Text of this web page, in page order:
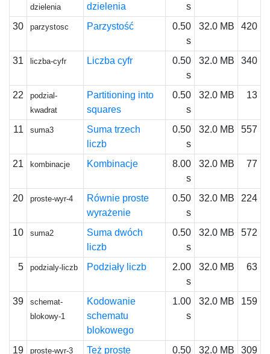
dzielenia
dzielenia
s
30 parzystosc Parzystość
0.50
s
32.0 MB 420
31 liczba-cyfr Liczba cyfr
0.50
s
32.0 MB 340
22
podzial-
kwadrat
Partitioning into
squares
0.50
s
32.0 MB 13
11 suma3
Suma trzech
liczb
0.50
s
32.0 MB 557
21 kombinacje Kombinacje
8.00
s
32.0 MB 77
20 proste-wyr-4
Równie proste
wyrażenie
0.50
s
32.0 MB 224
10 suma2
Suma dwóch
liczb
0.50
s
32.0 MB 572
5 podzialy-liczb Podziały liczb
2.00
s
32.0 MB 63
39
schemat-
blokowy-1
Kodowanie
schematu
blokowego
1.00
s
32.0 MB 159
19 proste-wyr-3 Też proste 0.50 32.0 MB 309